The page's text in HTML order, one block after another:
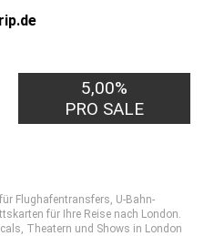
5,00%
PRO SALE
Flughafentransfers, U-Bahn-
für Ihre Reise nach London.
Theatern und Shows in London